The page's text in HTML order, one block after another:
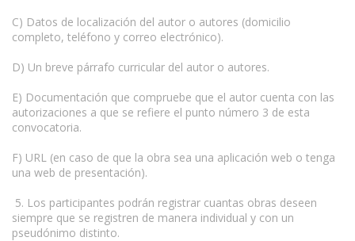
C) Datos de localización del autor o autores (domicilio
completo, teléfono y correo electrónico).
D) Un breve párrafo curricular del autor o autores.
E) Documentación que compruebe que el autor cuenta con las
autorizaciones a que se refiere el punto número 3 de esta
convocatoria.
F) URL (en caso de que la obra sea una aplicación web o tenga
una web de presentación).
5. Los participantes podrán registrar cuantas obras deseen
siempre que se registren de manera individual y con un
pseudónimo distinto.